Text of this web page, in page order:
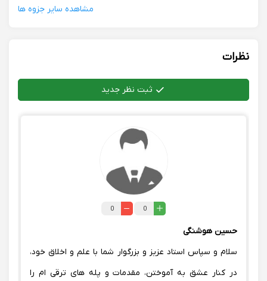
مشاهده سایر جزوه ها
نظرات
ثبت نظر جدید
0
0
حسین هوشنگی
سلام و سپاس استاد عزیز و بزرگوار شما با علم و اخلاق خود،
در کنار عشق به آموختن، مقدمات و پله های ترقی ام را